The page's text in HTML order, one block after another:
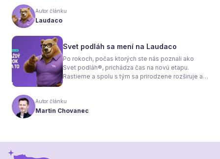
nielen na pocit tepla v miestnosti, ale aj na
spotrebu energie a celkové fungovanie kúrenia.
Autor článku
Laudaco
Svet podláh sa mení na Laudaco
Po rokoch, počas ktorých ste nás poznali ako
Svet podláh®, prichádza čas na novú etapu.
Rastieme a spolu s tým sa prirodzene rozširuje aj
vizuálnou identitou. Naším cieľom je, aby každý
váš krok stál za to.
Autor článku
Martin Chovanec